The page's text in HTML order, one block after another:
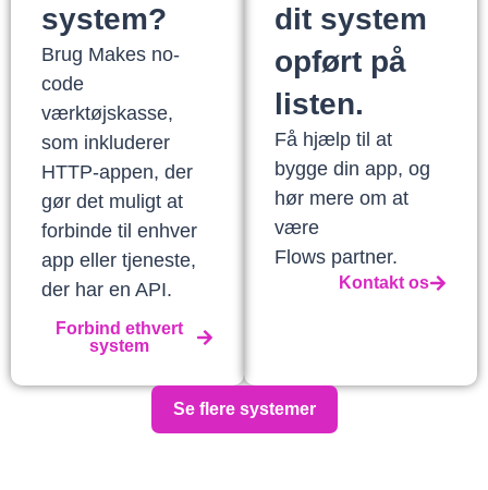
system?
Brug Makes no-
code
værktøjskasse,
som inkluderer
HTTP-appen, der
gør det muligt at
forbinde til enhver
app eller tjeneste,
der har en API.
Forbind ethvert
system
dit system
opført på
listen.
Få hjælp til at
bygge din app, og
hør mere om at
være
Flows partner.
Kontakt os
Se flere systemer